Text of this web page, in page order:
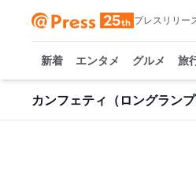
プレスリリー
新着 エンタメ グルメ 旅
カンフェティ（ロングラン